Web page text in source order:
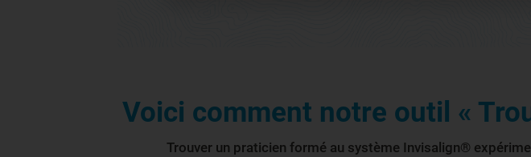
Voici comment notre outil «
Trouver un praticien formé au système Invisalign®